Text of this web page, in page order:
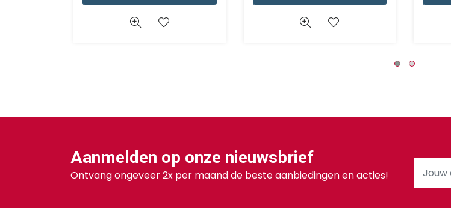
Aanmelden op onze nieuwsbrief
Ontvang ongeveer 2x per maand de beste aanbiedingen en acties!